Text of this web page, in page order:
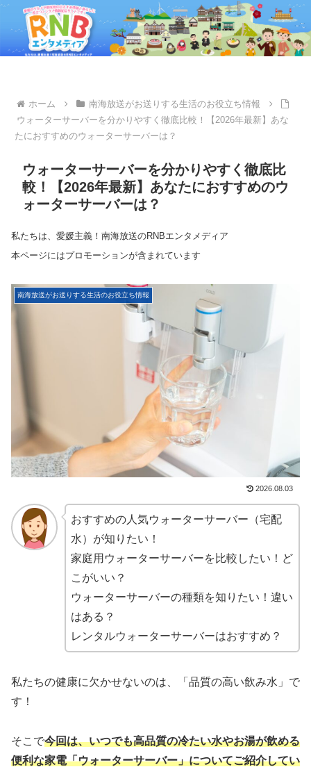
ホーム
南海放送がお送りする生活のお役立ち情報
ウォーターサーバーを分かりやすく徹底比較！【2026年最新】あな
たにおすすめのウォーターサーバーは？
ウォーターサーバーを分かりやすく徹底比
較！【2026年最新】あなたにおすすめのウ
ォーターサーバーは？
私たちは、愛媛主義！南海放送のRNBエンタメディア
本ページにはプロモーションが含まれています
南海放送がお送りする生活のお役立ち情報
2026.08.03
おすすめの人気ウォーターサーバー（宅配
水）が知りたい！
家庭用ウォーターサーバーを比較したい！ど
こがいい？
ウォーターサーバーの種類を知りたい！違い
はある？
レンタルウォーターサーバーはおすすめ？
私たちの健康に欠かせないのは、「品質の高い飲み水」で
す！
そこで今回は、いつでも高品質の冷たい水やお湯が飲める
便利な家電「ウォーターサーバー」についてご紹介してい